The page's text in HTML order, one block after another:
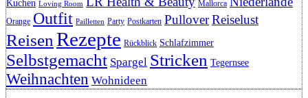
Kuchen Loving Room Mallorca
Orange Outfit Pailletten Party Postkarten PulloverReiselust
Reisen Rezepte Rückblick Schlafzimmer
Selbstgemacht Spargel Stricken Tegernsee
Weihnachten Wohnideen